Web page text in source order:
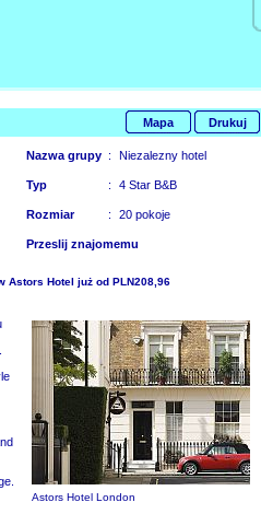
Mapa Drukuj
Nazwa grupy : Niezalezny hotel
Typ : 4 Star B&B
Rozmiar : 20 pokoje
Przeslij znajomemu
Astors Hotel już od PLN208,96
Astors Hotel London